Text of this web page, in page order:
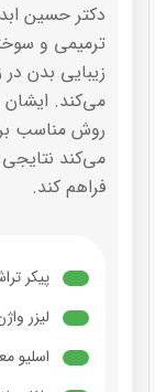
دکتر حسین
ترمیمی و
زیبایی بدن
می‌کند. ایشان
روش مناسب
می‌کند
فراهم کند.
پیکر
لیزر
اسلیو